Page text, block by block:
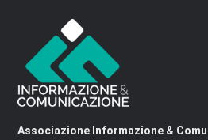
Associazione Informazione &